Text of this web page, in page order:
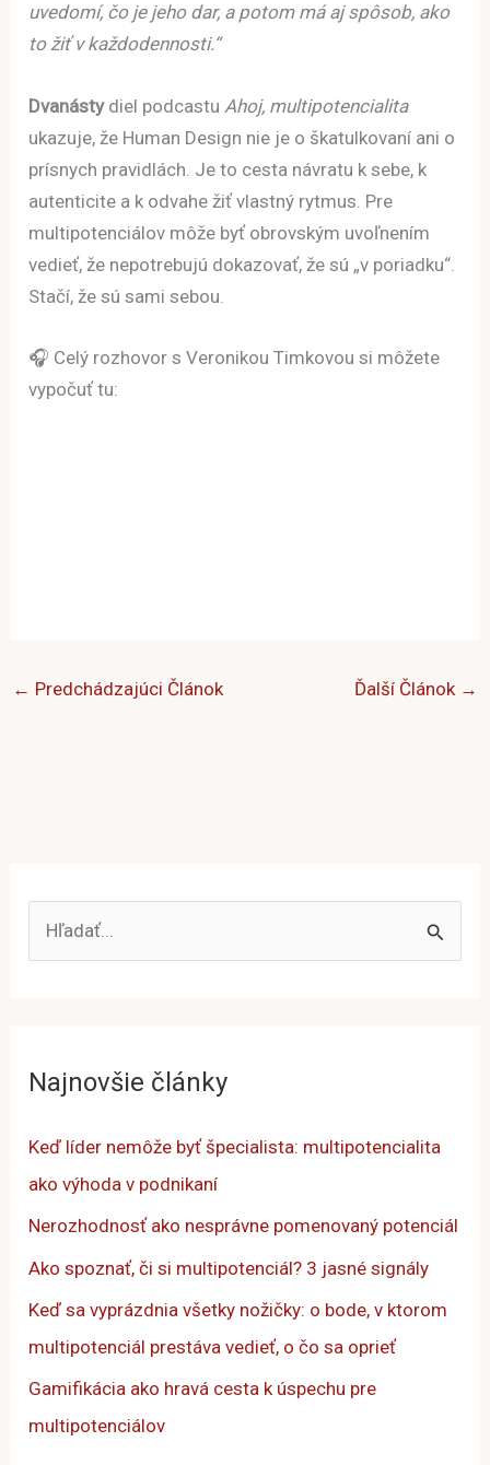
uvedomí, čo je jeho dar, a potom má aj spôsob, ako
to žiť v každodennosti.“
Dvanásty diel podcastu Ahoj, multipotencialita
ukazuje, že Human Design nie je o škatulkovaní ani o
prísnych pravidlách. Je to cesta návratu k sebe, k
autenticite a k odvahe žiť vlastný rytmus. Pre
multipotenciálov môže byť obrovským uvoľnením
vedieť, že nepotrebujú dokazovať, že sú „v poriadku“.
Stačí, že sú sami sebou.
🎧 Celý rozhovor s Veronikou Timkovou si môžete
vypočuť tu:
← Predchádzajúci Článok Ďalší Článok →
y
a
ť
:
Najnovšie články
Keď líder nemôže byť špecialista: multipotencialita
ako výhoda v podnikaní
Nerozhodnosť ako nesprávne pomenovaný potenciál
Ako spoznať, či si multipotenciál? 3 jasné signály
Keď sa vyprázdnia všetky nožičky: o bode, v ktorom
multipotenciál prestáva vedieť, o čo sa oprieť
Gamifikácia ako hravá cesta k úspechu pre
multipotenciálov